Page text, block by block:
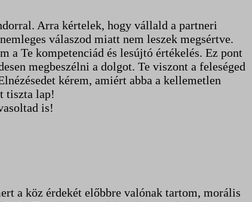
Arra kértelek, hogy vállald a partneri
válaszod miatt nem leszek megsértve.
a Te kompetenciád és lesújtó értékelés. Ez pont
megbeszélni a dolgot. Te viszont a feleséged
kérem, amiért abba a kellemetlen
tiszta lap!
is!
a köz érdekét előbbre valónak tartom, morális